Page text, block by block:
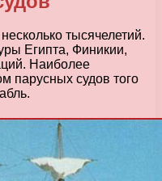
тысячелетий.
Египта, Финикии,
Наиболее
парусных судов того